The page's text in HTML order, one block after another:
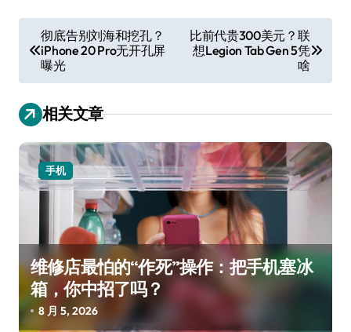
章
导
航
彻底告别刘海和挖孔？
iPhone 20 Pro无开孔屏
曝光
比前代贵300美元？联
想Legion Tab Gen 5凭
啥
相关文章
手机
维修店最怕的“作死”操作：把手机塞冰
箱，你中招了吗？
8 月 5, 2026